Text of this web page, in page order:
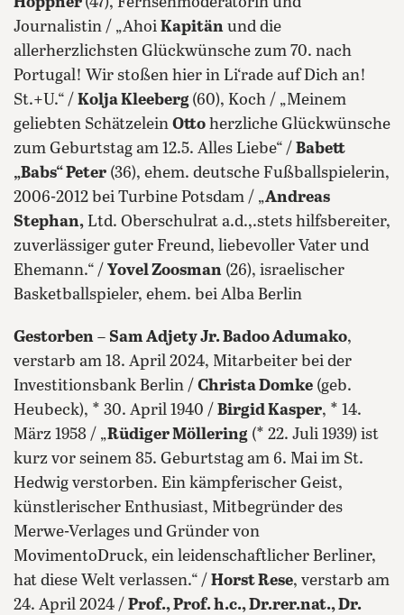
Journalistin / „Ahoi Kapitän und die
allerherzlichsten Glückwünsche zum 70. nach
Portugal! Wir stoßen hier in Li‘rade auf Dich an!
St.+U.“ / Kolja Kleeberg (60), Koch / „Meinem
geliebten Schätzelein Otto herzliche Glückwünsche
zum Geburtstag am 12.5. Alles Liebe“ / Babett
„Babs“ Peter (36), ehem. deutsche Fußballspielerin,
2006-2012 bei Turbine Potsdam / „Andreas
Stephan, Ltd. Oberschulrat a.d.,.stets hilfsbereiter,
zuverlässiger guter Freund, liebevoller Vater und
Ehemann.“ / Yovel Zoosman (26), israelischer
Basketballspieler, ehem. bei Alba Berlin
Gestorben – Sam Adjety Jr. Badoo Adumako,
verstarb am 18. April 2024, Mitarbeiter bei der
Investitionsbank Berlin / Christa Domke (geb.
Heubeck), * 30. April 1940 / Birgid Kasper, * 14.
März 1958 / „Rüdiger Möllering (* 22. Juli 1939) ist
kurz vor seinem 85. Geburtstag am 6. Mai im St.
Hedwig verstorben. Ein kämpferischer Geist,
künstlerischer Enthusiast, Mitbegründer des
Merwe-Verlages und Gründer von
MovimentoDruck, ein leidenschaftlicher Berliner,
hat diese Welt verlassen.“ / Horst Rese, verstarb am
24. April 2024 / Prof., Prof. h.c., Dr.rer.nat., Dr.